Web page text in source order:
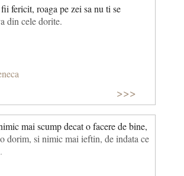
fericit, roaga pe zei sa nu ti se
din cele dorite.
>>>
mai scump decat o facere de bine,
dorim, si nimic mai ieftin, de indata ce